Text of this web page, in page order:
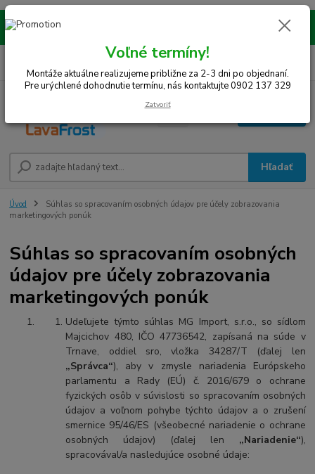
Montáže realizujeme na celom západe SR! Kraje TT, BA, NR, TN, vrátane
Hľadať
(Po-Pia, 8-15 hod.)
0 €
Úvod
Súhlas so spracovaním osobných údajov pre účely zobrazovania
marketingových ponúk
Súhlas so spracovaním osobných
údajov pre účely zobrazovania
marketingových ponúk
Udeľujete týmto súhlas MG Import, s.r.o., so sídlom
Majcichov 480, IČO 47736542, zapísaná na súde v
Trnave, oddiel sro, vložka 34287/T (ďalej len
„Správca“), aby v zmysle nariadenia Európskeho
parlamentu a Rady (EÚ) č. 2016/679 o ochrane
fyzických osôb v súvislosti so spracovaním osobných
údajov a voľnom pohybe týchto údajov a o zrušení
smernice 95/46/ES (všeobecné nariadenie o ochrane
osobných údajov) (ďalej len „Nariadenie“),
spracovával/a nasledujúce osobné údaje:
Voľné termíny!
Montáže aktuálne realizujeme približne za 2-3 dni po objednaní.
Pre urýchlené dohodnutie termínu, nás kontaktujte 0902 137 329
Zatvoriť